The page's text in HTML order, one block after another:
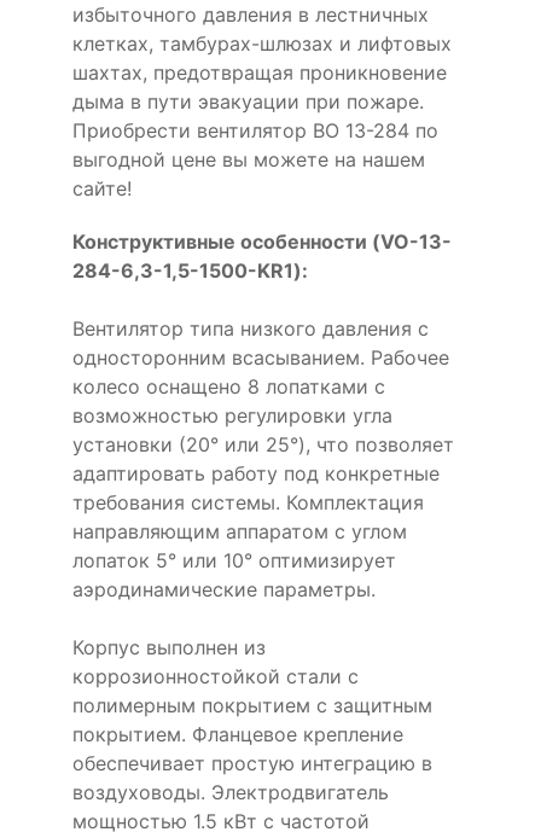
избыточного давления в лестничных
клетках, тамбурах-шлюзах и лифтовых
шахтах, предотвращая проникновение
дыма в пути эвакуации при пожаре.
Приобрести вентилятор ВО 13-284 по
выгодной цене вы можете на нашем
сайте!
Конструктивные особенности (VO-13-
284-6,3-1,5-1500-KR1):
Вентилятор типа низкого давления с
односторонним всасыванием. Рабочее
колесо оснащено 8 лопатками с
возможностью регулировки угла
установки (20° или 25°), что позволяет
адаптировать работу под конкретные
требования системы. Комплектация
направляющим аппаратом с углом
лопаток 5° или 10° оптимизирует
аэродинамические параметры.
Корпус выполнен из
коррозионностойкой стали с
полимерным покрытием с защитным
покрытием. Фланцевое крепление
обеспечивает простую интеграцию в
воздуховоды. Электродвигатель
мощностью 1.5 кВт с частотой